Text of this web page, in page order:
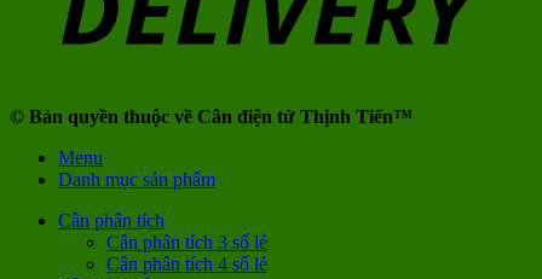
© Bản quyền thuộc về Cân điện tử Thịnh Tiến™
Menu
Danh mục sản phẩm
Cân phân tích
Cân phân tích 3 số lẻ
Cân phân tích 4 số lẻ